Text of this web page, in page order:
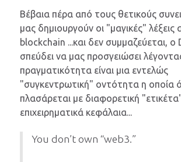
Βέβαια πέρα από τους θετικούς
μας δημιουργούν οι "μαγικές"
blockchain ...και δεν συμμαζεύεται, ο
σπεύδει να μας προσγειώσει
πραγματικότητα είναι μια εντελώς
"συγκεντρωτική" οντότητα η οποία
πλασάρεται με διαφορετική
επιχειρηματικά κεφάλαια...
You don’t own “web3.”